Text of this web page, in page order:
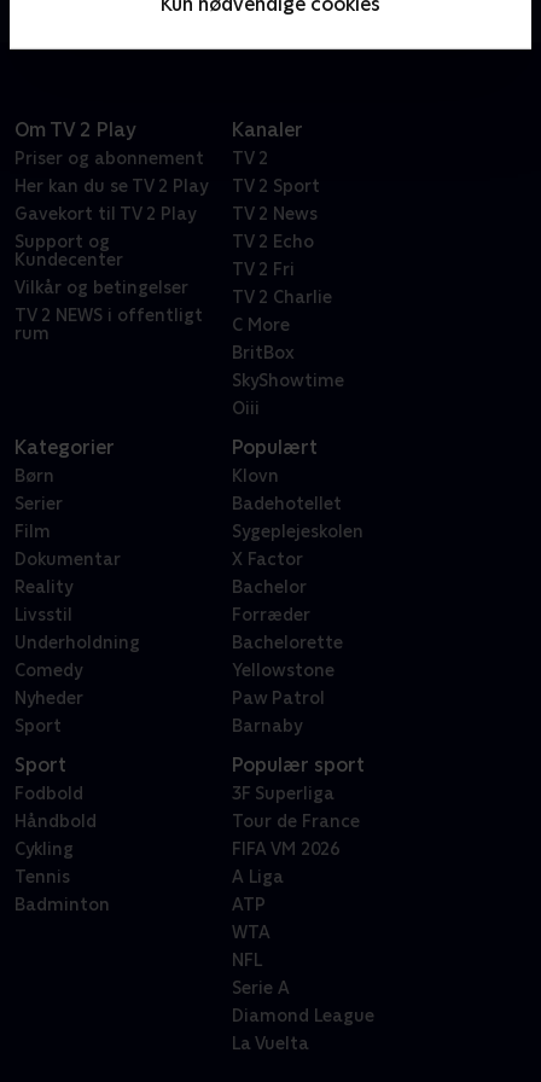
åbningen af deres nye motel.
Om TV 2 Play
Priser og abonnement
Her kan du se TV 2 Play
Gavekort til TV 2 Play
Support og
Kundecenter
Vilkår og betingelser
TV 2 NEWS i offentligt
rum
Kanaler
TV 2
TV 2 Sport
TV 2 News
TV 2 Echo
TV 2 Fri
TV 2 Charlie
C More
BritBox
SkyShowtime
Oiii
Kategorier
Børn
Serier
Film
Dokumentar
Reality
Livsstil
Underholdning
Comedy
Nyheder
Sport
Populært
Klovn
Badehotellet
Sygeplejeskolen
X Factor
Bachelor
Forræder
Bachelorette
Yellowstone
Paw Patrol
Barnaby
Sport
Fodbold
Håndbold
Cykling
Tennis
Badminton
Populær sport
3F Superliga
Tour de France
FIFA VM 2026
A Liga
ATP
WTA
NFL
Serie A
Diamond League
La Vuelta